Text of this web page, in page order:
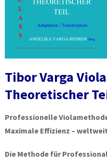
Tibor Varga
Theoretischer
Professionelle
Maximale Effizienz –
Die Methode für